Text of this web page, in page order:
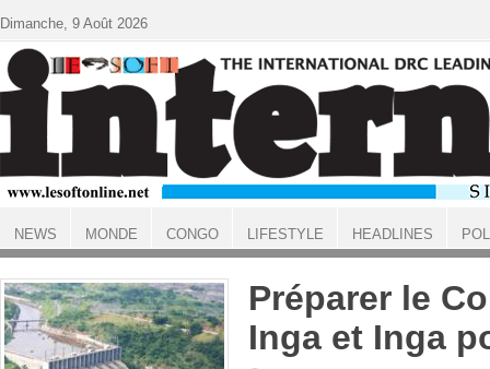
ACCUEIL
Préparer le
Inga et Inga
Dimanche, 9 Août 2026
NEWS MONDE CONGO LIFESTYLE HEADLINES